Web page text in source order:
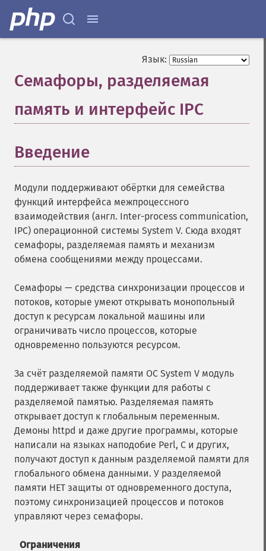
Язык:
Семафоры, разделяемая
память и интерфейс IPC
Введение
Модули поддерживают обёртки для семейства
функций интерфейса межпроцессного
взаимодействия (англ. Inter-process communication,
IPC) операционной системы System V. Сюда входят
семафоры, разделяемая память и механизм
обмена сообщениями между процессами.
Семафоры — средства синхронизации процессов и
потоков, которые умеют открывать монопольный
доступ к ресурсам локальной машины или
ограничивать число процессов, которые
одновременно пользуются ресурсом.
За счёт разделяемой памяти ОС System V модуль
поддерживает также функции для работы с
разделяемой памятью. Разделяемая память
открывает доступ к глобальным переменным.
Демоны httpd и даже другие программы, которые
написали на языках наподобие Perl, C и других,
получают доступ к данным разделяемой памяти для
глобального обмена данными. У разделяемой
памяти НЕТ защиты от одновременного доступа,
поэтому синхронизацией процессов и потоков
управляют через семафоры.
Ограничения